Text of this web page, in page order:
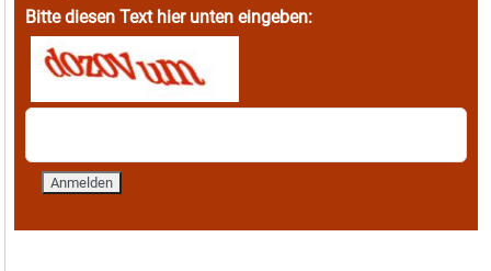
Bitte diesen Text hier unten eingeben: